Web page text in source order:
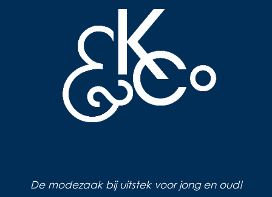
De modezaak bij uitstek voor jong en oud!